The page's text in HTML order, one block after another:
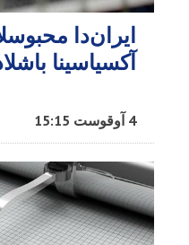
ایران‌دا
آکسیاسینا
4 آوقوست 15:15